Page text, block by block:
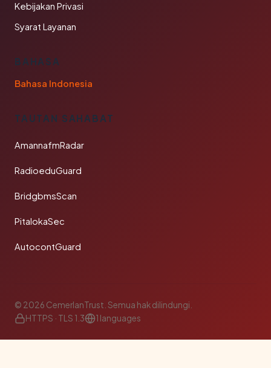
Kebijakan Privasi
Syarat Layanan
BAHASA
Bahasa Indonesia
TAUTAN SAHABAT
AmannafmRadar
RadioeduGuard
BridgbmsScan
PitalokaSec
AutocontGuard
© 2026 CemerlanTrust. Semua hak dilindungi.
HTTPS · TLS 1.3
1 languages